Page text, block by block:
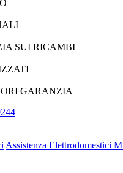
SUI RICAMBI
GARANZIA
Assistenza Elettrodomestici